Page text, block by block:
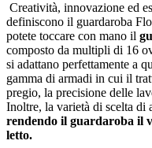
Creatività, innovazione ed
definiscono il guardaroba
potete toccare con mano il
composto da multipli di 16
si adattano perfettamente a
gamma di armadi in cui il
pregio, la precisione delle
Inoltre, la varietà di scelta di
rendendo il guardaroba il
letto.